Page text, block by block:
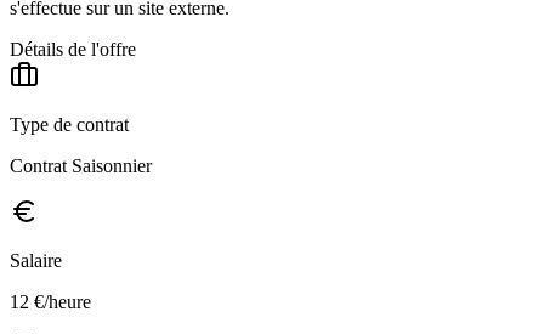
s'effectue sur un site externe.
Détails de l'offre
Type de contrat
Contrat Saisonnier
Salaire
12 €/heure